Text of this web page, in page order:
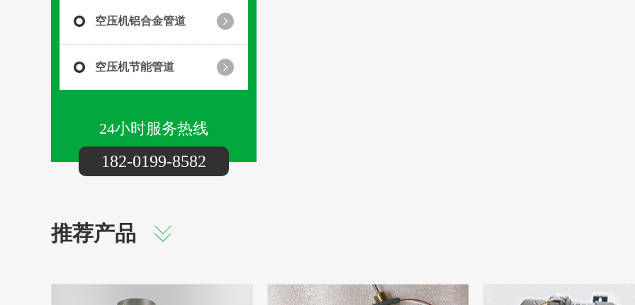
空压机铝合金管道
空压机节能管道
24小时服务热线
182-0199-8582
推荐产品